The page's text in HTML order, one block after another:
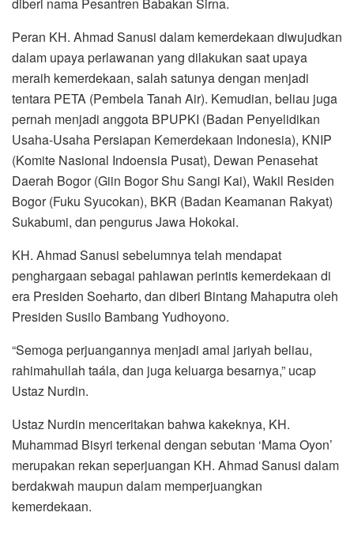
Peran KH. Ahmad Sanusi dalam kemerdekaan diwujudkan
dalam upaya perlawanan yang dilakukan saat upaya
meraih kemerdekaan, salah satunya dengan menjadi
tentara PETA (Pembela Tanah Air). Kemudian, beliau juga
pernah menjadi anggota BPUPKI (Badan Penyelidikan
Usaha-Usaha Persiapan Kemerdekaan Indonesia), KNIP
(Komite Nasional Indoensia Pusat), Dewan Penasehat
Daerah Bogor (Giin Bogor Shu Sangi Kai), Wakil Residen
Bogor (Fuku Syucokan), BKR (Badan Keamanan Rakyat)
Sukabumi, dan pengurus Jawa Hokokai.
KH. Ahmad Sanusi sebelumnya telah mendapat
penghargaan sebagai pahlawan perintis kemerdekaan di
era Presiden Soeharto, dan diberi Bintang Mahaputra oleh
Presiden Susilo Bambang Yudhoyono.
“Semoga perjuangannya menjadi amal jariyah beliau,
rahimahullah taála, dan juga keluarga besarnya,” ucap
Ustaz Nurdin.
Ustaz Nurdin menceritakan bahwa kakeknya, KH.
Muhammad Bisyri terkenal dengan sebutan ‘Mama Oyon’
merupakan rekan seperjuangan KH. Ahmad Sanusi dalam
berdakwah maupun dalam memperjuangkan
kemerdekaan.